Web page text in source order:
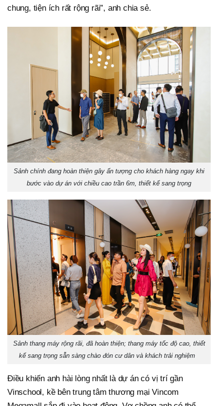
chung, tiện ích rất rộng rãi”, anh chia sẻ.
Sảnh chính đang hoàn thiện gây ấn tượng cho khách hàng ngay khi
bước vào dự án với chiều cao trần 6m, thiết kế sang trọng
Sảnh thang máy rộng rãi, đã hoàn thiện; thang máy tốc độ cao, thiết
kế sang trọng sẵn sàng chào đón cư dân và khách trải nghiệm
Điều khiến anh hài lòng nhất là dự án có vị trí gần
Vinschool, kề bên trung tâm thương mại Vincom